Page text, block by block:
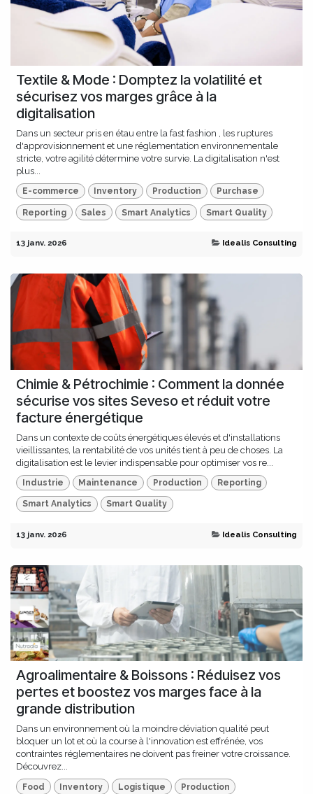
Textile & Mode : Domptez la volatilité et
sécurisez vos marges grâce à la
digitalisation
Dans un secteur pris en étau entre la fast fashion , les ruptures
d'approvisionnement et une réglementation environnementale
stricte, votre agilité détermine votre survie. La digitalisation n'est
plus...
E-commerce Inventory Production Purchase
Reporting Sales Smart Analytics Smart Quality
13 janv. 2026 Idealis Consulting
Chimie & Pétrochimie : Comment la donnée
sécurise vos sites Seveso et réduit votre
facture énergétique
Dans un contexte de coûts énergétiques élevés et d'installations
vieillissantes, la rentabilité de vos unités tient à peu de choses. La
digitalisation est le levier indispensable pour optimiser vos re...
Industrie Maintenance Production Reporting
Smart Analytics Smart Quality
13 janv. 2026 Idealis Consulting
Agroalimentaire & Boissons : Réduisez vos
pertes et boostez vos marges face à la
grande distribution
Dans un environnement où la moindre déviation qualité peut
bloquer un lot et où la course à l'innovation est effrénée, vos
contraintes réglementaires ne doivent pas freiner votre croissance.
Découvrez...
Food Inventory Logistique Production